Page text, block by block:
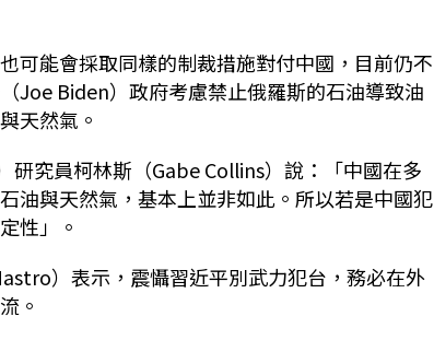
可能會採取同樣的制裁措施對付中國，目前仍不
Joe Biden）政府考慮禁止俄羅斯的石油導致油
天然氣。
究員柯林斯（Gabe Collins）說：「中國在多
油與天然氣，基本上並非如此。所以若是中國犯
性」。
）表示，震懾習近平別武力犯台，務必在外
。